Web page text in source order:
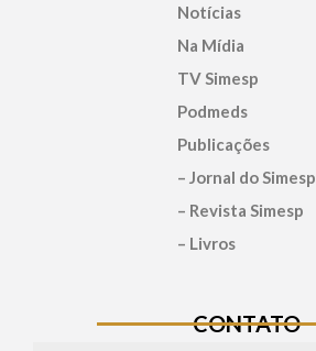
Notícias
Na Mídia
TV Simesp
Podmeds
Publicações
– Jornal do Simesp
– Revista Simesp
– Livros
CONTATO